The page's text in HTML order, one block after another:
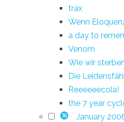
trax
Wenn
a day to
Venom
Wie wir
Die
Reeeeeecola!
the 7 year
16 January